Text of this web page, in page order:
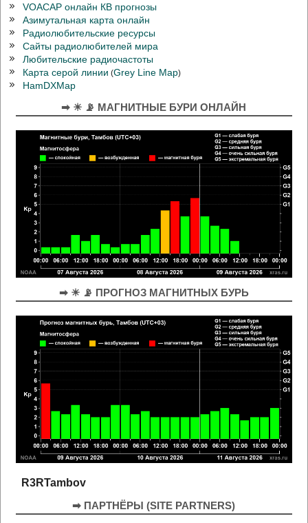
VOACAP онлайн КВ прогнозы
Азимутальная карта онлайн
Радиолюбительские ресурсы
Сайты радиолюбителей мира
Любительские радиочастоты
Карта серой линии (Grey Line Map)
HamDXMap
➡ ☀ 📡 МАГНИТНЫЕ БУРИ ОНЛАЙН
➡ ☀ 📡 ПРОГНОЗ МАГНИТНЫХ БУРЬ
R3RTambov
➡ ПАРТНЁРЫ (SITE PARTNERS)